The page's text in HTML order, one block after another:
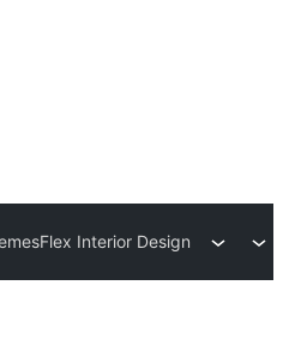
Flex Interior Design